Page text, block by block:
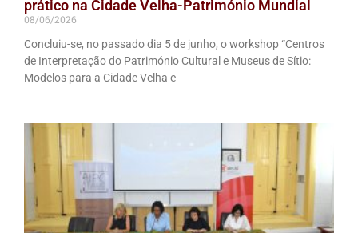
prático na Cidade Velha-Património Mundial
08/06/2026
Concluiu-se, no passado dia 5 de junho, o workshop “Centros
de Interpretação do Património Cultural e Museus de Sítio:
Modelos para a Cidade Velha e